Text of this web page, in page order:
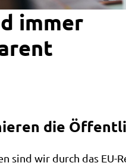
immer
die
sind wir durch das EU-